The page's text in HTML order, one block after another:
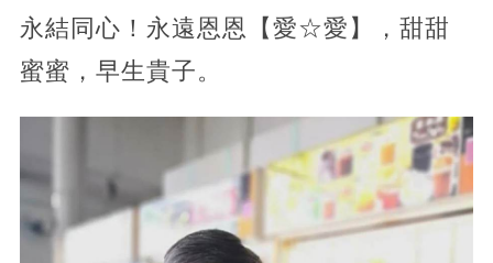
永結同心！永遠恩恩【愛☆愛】，甜甜
蜜蜜，早生貴子。